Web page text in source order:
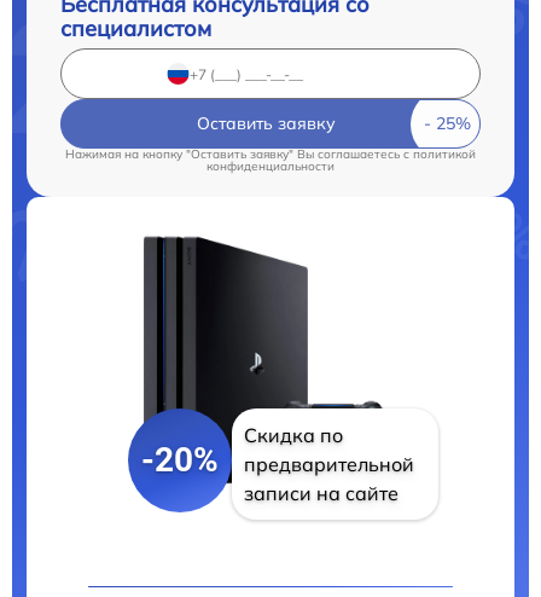
специалистом
Оставить заявку
Нажимая на кнопку "Оставить заявку" Вы соглашаетесь cполитикой
конфиденциальности
-20%
Скидка по
предварительной
записи на сайте